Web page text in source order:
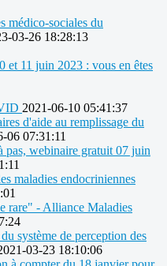
médico-sociales du
03-26 18:28:13
et 11 juin 2023 : vous en êtes
2021-06-10 05:41:37
d'aide au remplissage du
06 07:31:11
pas, webinaire gratuit 07 juin
maladies endocriniennes
rare" - Alliance Maladies
système de perception des
03-23 18:10:06